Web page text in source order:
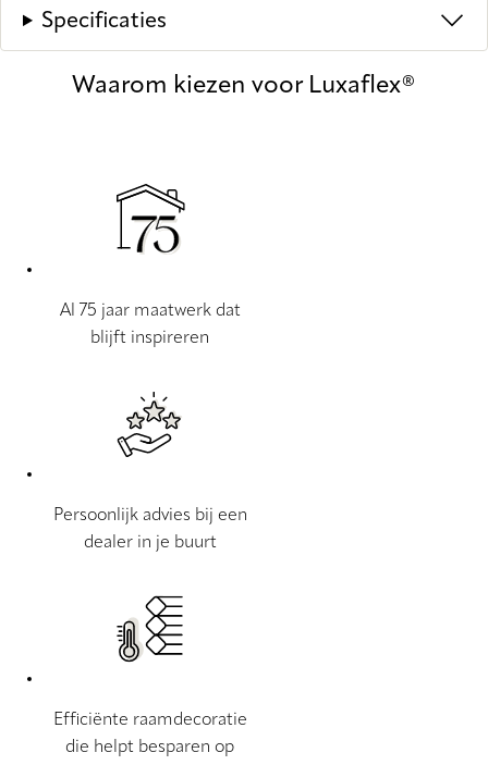
Specificaties
Waarom kiezen voor Luxaflex®
Al 75 jaar maatwerk dat
blijft inspireren
Persoonlijk advies bij een
dealer in je buurt
Efficiënte raamdecoratie
die helpt besparen op